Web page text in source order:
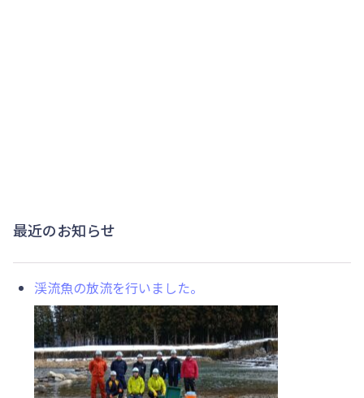
最近のお知らせ
渓流魚の放流を行いました。